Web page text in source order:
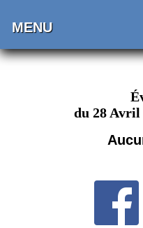
MENU
du 28 Avril